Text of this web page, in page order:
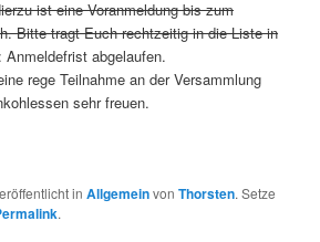
ist eine Voranmeldung bis zum
Bitte tragt Euch rechtzeitig in die Liste in
Anmeldefrist abgelaufen.
rege Teilnahme an der Versammlung
sehr freuen.
inAllgemeinvonThorsten. Setze
.